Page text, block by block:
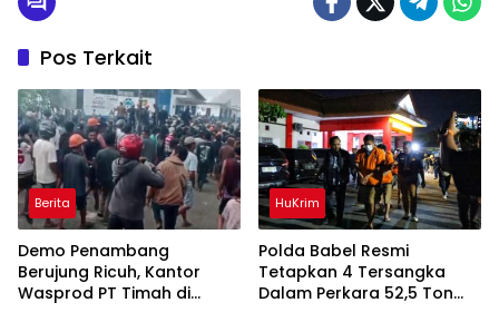
Pos Terkait
Berita
Demo Penambang
Berujung Ricuh, Kantor
Wasprod PT Timah di
HuKrim
Polda Babel Resmi
Tetapkan 4 Tersangka
Dalam Perkara 52,5 Ton